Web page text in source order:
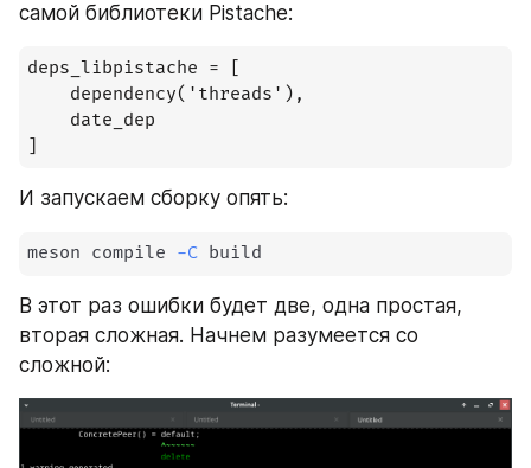
самой библиотеки Pistache:
deps_libpistache = [
]
И запускаем сборку опять:
meson compile -C build
В этот раз ошибки будет две, одна простая,
вторая сложная. Начнем разумеется со
сложной: